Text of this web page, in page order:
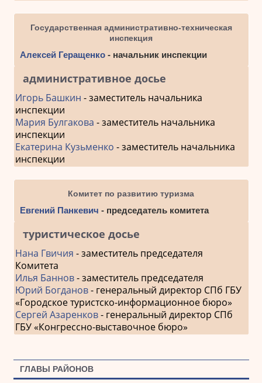
Государственная административно-техническая
инспекция
Алексей Геращенко- начальник инспекции
административное досье
Игорь Башкин - заместитель начальника
инспекции
Мария Булгакова - заместитель начальника
инспекции
Екатерина Кузьменко - заместитель начальника
инспекции
Комитет по развитию туризма
Евгений Панкевич - председатель комитета
туристическое досье
Нана Гвичия - заместитель председателя
Комитета
Илья Баннов- заместитель председателя
Юрий Богданов- генеральный директор СПб ГБУ
«Городское туристско-информационное бюро»
Сергей Азаренков- генеральный директор СПб
ГБУ «Конгрессно-выставочное бюро»
ГЛАВЫ РАЙОНОВ